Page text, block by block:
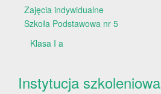
Zajęcia indywidualne
Szkoła Podstawowa nr 5
Klasa I a
Instytucja szkoleniowa